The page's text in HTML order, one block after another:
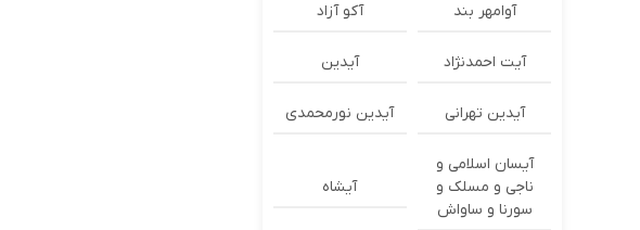
آوامهر بند آکو آزاد
آیت احمدنژاد آیدین
آیدین تهرانی آیدین نورمحمدی
آیسان اسلامی و
ناجی و مسلک و
سورنا و ساواش
آیشاه